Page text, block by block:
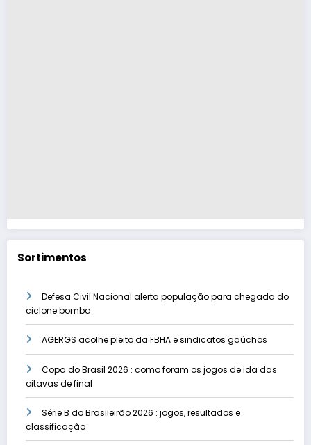
Sortimentos
Defesa Civil Nacional alerta população para chegada do
ciclone bomba
AGERGS acolhe pleito da FBHA e sindicatos gaúchos
Copa do Brasil 2026 : como foram os jogos de ida das
oitavas de final
Série B do Brasileirão 2026 : jogos, resultados e
classificação